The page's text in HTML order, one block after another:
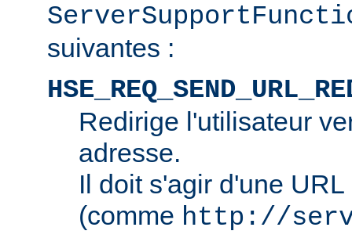
suivantes :
Redirige l'utilisateur
adresse.
Il doit s'agir d'une
(comme http://